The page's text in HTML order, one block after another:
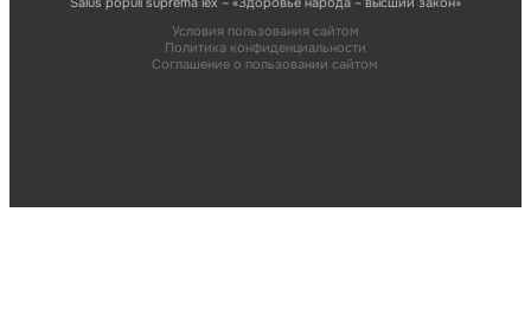
Условия пользования сайтом
Политика конфиденциальности
Соглашение о пользовании сайтом